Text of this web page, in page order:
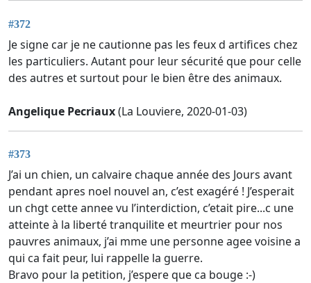
#372
Je signe car je ne cautionne pas les feux d artifices chez
les particuliers. Autant pour leur sécurité que pour celle
des autres et surtout pour le bien être des animaux.
Angelique Pecriaux(La Louviere, 2020-01-03)
#373
J’ai un chien, un calvaire chaque année des Jours avant
pendant apres noel nouvel an, c’est exagéré ! J’esperait
un chgt cette annee vu l’interdiction, c’etait pire...c une
atteinte à la liberté tranquilite et meurtrier pour nos
pauvres animaux, j’ai mme une personne agee voisine a
qui ca fait peur, lui rappelle la guerre.
Bravo pour la petition, j’espere que ca bouge :-)